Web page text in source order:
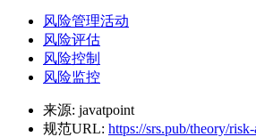
风险管理活动
风险评估
风险控制
风险监控
来源: javatpoint
规范URL: https://srs.pub/theory/